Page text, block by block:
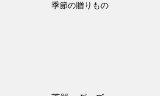
季節の贈りもの